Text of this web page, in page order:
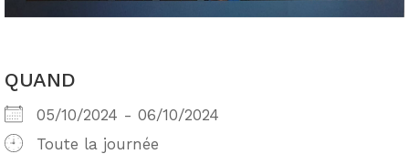
QUAND
05/10/2024 - 06/10/2024
Toute la journée